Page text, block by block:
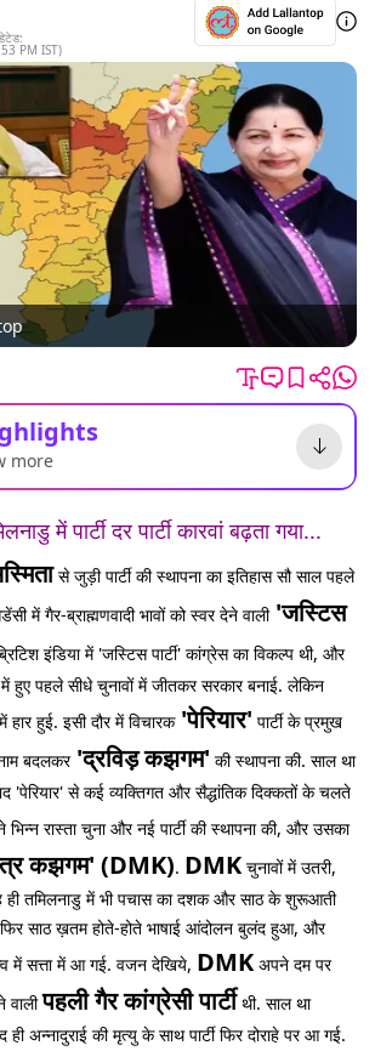
PM IST)
more
में पार्टी दर पार्टी कारवां बढ़ता गया...
से जुड़ी पार्टी की स्थापना का इतिहास सौ साल पहले
में गैर-ब्राह्मणवादी भावों को स्वर देने वाली'जस्टिस
इंडिया में 'जस्टिस पार्टी' कांग्रेस का विकल्प थी, और
हुए पहले सीधे चुनावों में जीतकर सरकार बनाई. लेकिन
हार हुई. इसी दौर में विचारक'पेरियार' पार्टी के प्रमुख
बदलकर'द्रविड़ कझगम' की स्थापना की. साल था
'पेरियार' से कई व्यक्तिगत और सैद्धांतिक दिक्कतों के चलते
भिन्न रास्ता चुना और नई पार्टी की स्थापना की, और उसका
कझगम' (DMK). DMK चुनावों में उतरी,
ही तमिलनाडु में भी पचास का दशक और साठ के शुरूआती
साठ ख़तम होते-होते भाषाई आंदोलन बुलंद हुआ, और
में सत्ता में आ गई. वजन देखिये, DMK अपने दम पर
वालीपहली गैर कांग्रेसी पार्टीथी. साल था
अन्नादुराई की मृत्यु के साथ पार्टी फिर दोराहे पर आ गई.